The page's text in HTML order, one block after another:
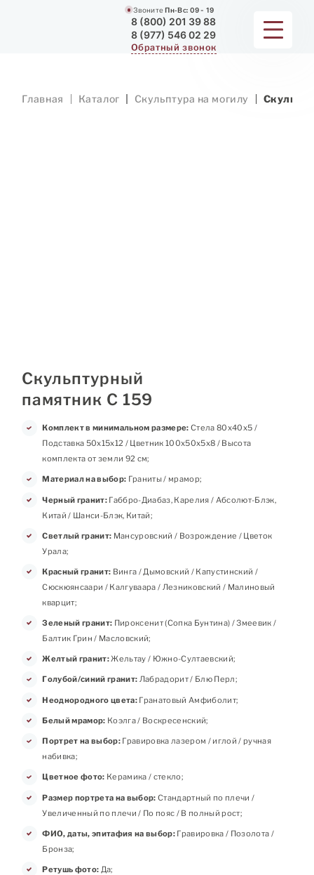
ЗвонитеПн-Вс: 09 - 19
8 (800) 201 39 88
8 (977) 546 02 29
Обратный звонок
Главная Каталог Скульптура на могилу
Скульптурный
памятник С 159
Комплект в минимальном размере: Стела 80х40х5 /
Подставка 50х15х12 / Цветник 100х50х5х8 / Высота
комплекта от земли 92 см;
Материал на выбор: Граниты / мрамор;
Черный гранит:Габбро-Диабаз, Карелия / Абсолют-Блэк,
Китай / Шанси-Блэк, Китай;
Светлый гранит: Мансуровский / Возрождение / Цветок
Урала;
Красный гранит: Винга / Дымовский / Капустинский /
Сюскюянсаари / Калгуваара / Лезниковский / Малиновый
кварцит;
Зеленый гранит: Пироксенит (Сопка Бунтина) / Змеевик /
Балтик Грин / Масловский;
Желтый гранит:Жельтау / Южно-Султаевский;
Голубой/синий гранит: Лабрадорит / Блю Перл;
Неоднородного цвета:Гранатовый Амфиболит;
Белый мрамор: Коэлга / Воскресенский;
Портрет на выбор:Гравировка лазером / иглой / ручная
набивка;
Цветное фото: Керамика / стекло;
Размер портрета на выбор: Стандартный по плечи /
Увеличенный по плечи / По пояс / В полный рост;
ФИО, даты, эпитафия на выбор:Гравировка / Позолота /
Бронза;
Ретушь фото: Да;